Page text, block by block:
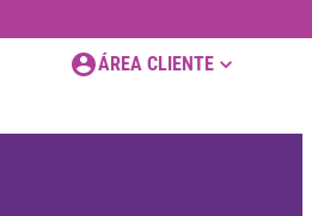
ÁREA CLIENTE